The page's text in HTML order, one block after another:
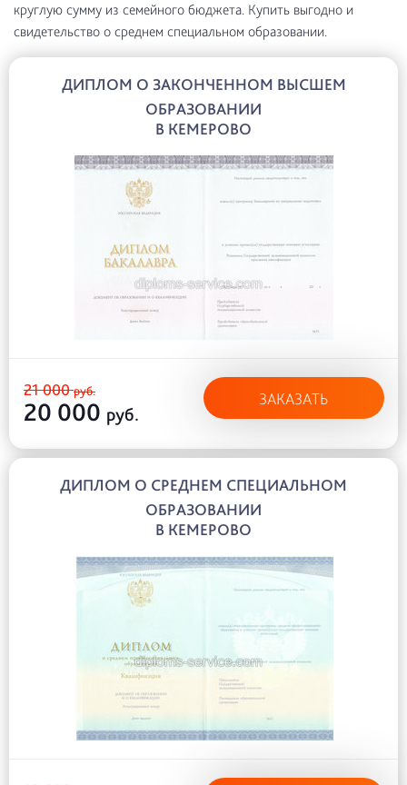
круглую сумму из семейного бюджета. Купить выгодно и
свидетельство о среднем специальном образовании.
ДИПЛОМ О ЗАКОНЧЕННОМ ВЫСШЕМ
ОБРАЗОВАНИИ
В КЕМЕРОВО
21 000руб.
20 000 руб.
ЗАКАЗАТЬ
ДИПЛОМ О СРЕДНЕМ СПЕЦИАЛЬНОМ
ОБРАЗОВАНИИ
В КЕМЕРОВО